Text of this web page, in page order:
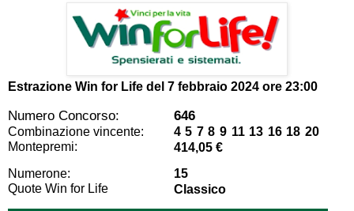
Estrazione Win for Life del 7 febbraio 2024 ore 23:00
Numero Concorso: 646
Combinazione vincente:
4 5 7 8 9 11 13 16 18 20
Montepremi:
414,05 €
Numerone:
15
Quote Win for Life
Classico